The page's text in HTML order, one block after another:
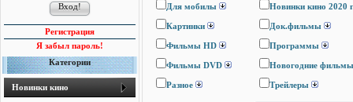
Регистрация
Я забыл пароль!
Категории
Новинки кино
Для мобилы Новинки кино 2020
Картинки Док.фильмы
Фильмы HD Программы
Фильмы DVD Новогодние фильмы
Разное Трейлеры